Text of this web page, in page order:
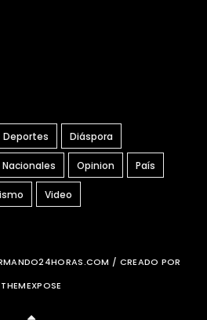
Deportes Diáspora
Nacionales Opinion País
Video
/ CREADO POR
THEMEXPOSE